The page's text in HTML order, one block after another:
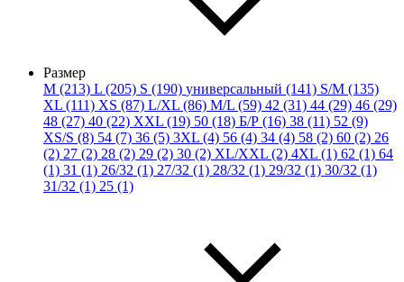
Размер
M (213) L (205) S (190) универсальный (141) S/M (135)
XL (111) XS (87) L/XL (86) M/L (59) 42 (31) 44 (29) 46 (29)
48 (27) 40 (22) XXL (19) 50 (18) Б/Р (16) 38 (11) 52 (9)
XS/S (8) 54 (7) 36 (5) 3XL (4) 56 (4) 34 (4) 58 (2) 60 (2) 26
(2) 27 (2) 28 (2) 29 (2) 30 (2) XL/XXL (2) 4XL (1) 62 (1) 64
(1) 31 (1) 26/32 (1) 27/32 (1) 28/32 (1) 29/32 (1) 30/32 (1)
31/32 (1) 25 (1)